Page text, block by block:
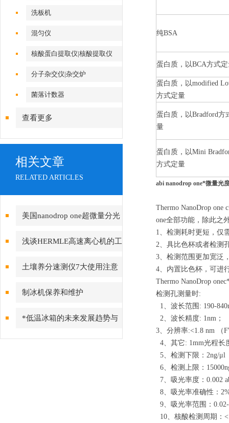
洗板机
混匀仪
核酸蛋白提取仪|核酸提取仪
分子杂交仪|杂交炉
菌落计数器
查看更多
相关文章
RELATED ARTICLES
美国nanodrop one超微量分光
光度计使用方法
浅谈HERMLE高速离心机的工
作原理及注意事项
土壤养分速测仪7大使用注意
事项
制冰机保养和维护
*低温冰箱的未来发展趋势与
特点介绍
纯BSA
蛋白质，以BCA方式
蛋白质，以modified
方式定量
蛋白质，以Bradford方
量
蛋白质，以Mini
方式定量
abi nanodrop one*微量光
Thermo NanoDrop one
one全部功能，除此之
1、检测耗时更短，仅
2、具比色杯或者检测
3、检测范围更加宽泛
4、内置比色杯，可进
Thermo NanoDrop
检测孔测量时:
1、波长范围: 190-
2、波长精度: 1nm；
3、分辨率:<1.8 nm （
4、其它: 1mm光程长
5、检测下限：2ng/μl
6、检测上限：
7、吸光率度：0.002
8、吸光率准确性：
9、吸光率范围：
10、核酸检测周期：<